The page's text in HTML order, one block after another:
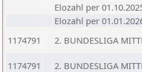
Elozahl per
Elozahl per
1174791
2. BUNDESLIGA
1174791 2. BUNDESLIGA